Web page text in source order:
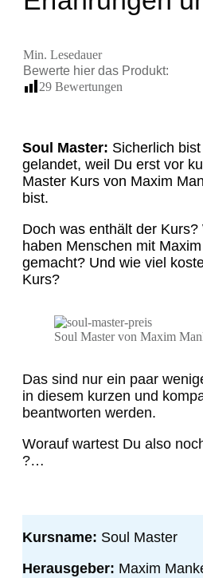
Min. Lesedauer
Bewerte hier das Produkt:
29 Bewertungen
Soul Master: Sicherlich
gelandet, weil Du erst vor
Master Kurs von Maxim
bist.
Doch was enthält der
haben Menschen mit
gemacht? Und wie viel
Kurs?
Soul Master von Maxim
Das sind nur ein paar
in diesem kurzen und
beantworten werden.
Worauf wartest Du also
?…
Kursname: Soul Master
Herausgeber: Maxim